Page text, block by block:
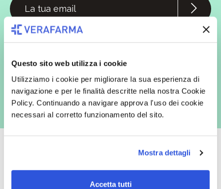
Questo sito web utilizza i cookie
Utilizziamo i cookie per migliorare la sua esperienza di
navigazione e per le finalità descritte nella nostra Cookie
Policy. Continuando a navigare approva l'uso dei cookie
necessari al corretto funzionamento del sito.
Mostra dettagli
Accetta tutti
In qualità di interessato, avendo letto l’informativa
redatta ai sensi del Regolamento EU 2016/679, acconsento
espressamente al trattamento dei miei dati personali per finalità
marketing (con modalità telematiche - quali ad es. newsletter ed e-mail
con inviti e comunicazioni commerciali - e modalità tradizionali, quali ad
es. posta cartacea)